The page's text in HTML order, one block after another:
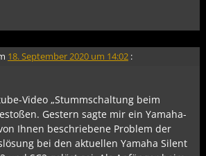
18. September 2020 um 14:02 :
Video „Stummschaltung beim
Gestern sagte mir ein Yamaha-
Ihnen beschriebene Problem der
bei den aktuellen Yamaha Silent